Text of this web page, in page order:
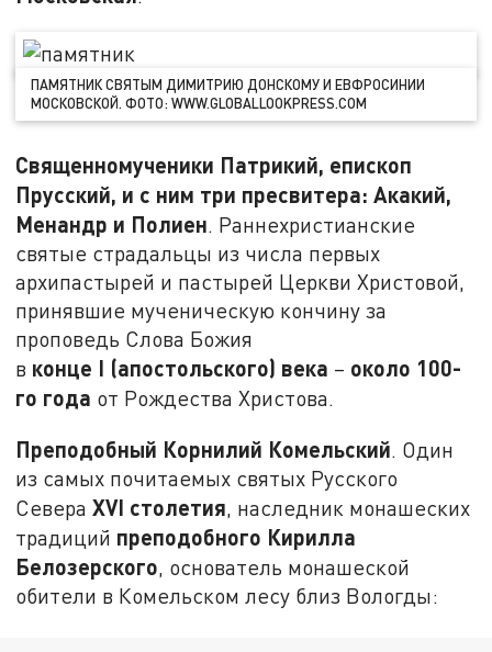
ПАМЯТНИК СВЯТЫМ ДИМИТРИЮ ДОНСКОМУ И ЕВФРОСИНИИ
МОСКОВСКОЙ. ФОТО: WWW.GLOBALLOOKPRESS.COM
Священномученики Патрикий, епископ
Прусский, и с ним три пресвитера: Акакий,
Менандр и Полиен. Раннехристианские
святые страдальцы из числа первых
архипастырей и пастырей Церкви Христовой,
принявшие мученическую кончину за
проповедь Слова Божия
в конце I (апостольского) века – около 100-
го года от Рождества Христова.
Преподобный Корнилий Комельский. Один
из самых почитаемых святых Русского
СевераXVI столетия, наследник монашеских
традиций преподобного Кирилла
Белозерского, основатель монашеской
обители в Комельском лесу близ Вологды: